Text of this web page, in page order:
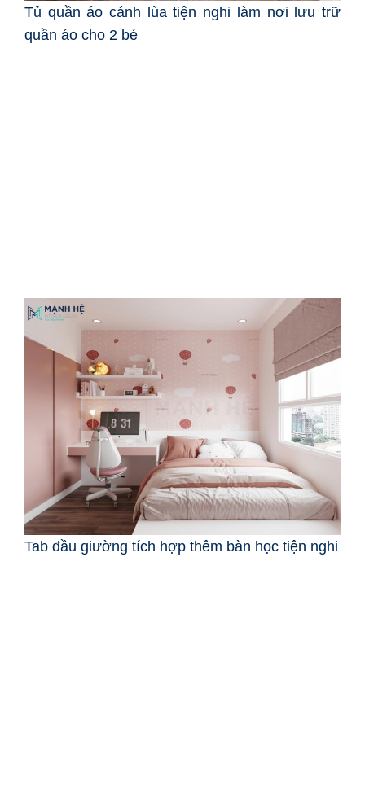
Tủ quần áo cánh lùa tiện nghi làm nơi lưu trữ
quần áo cho 2 bé
Tab đầu giường tích hợp thêm bàn học tiện nghi